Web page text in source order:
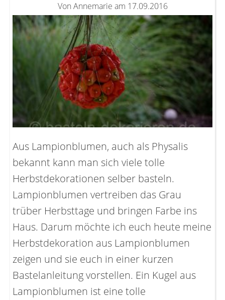
Von Annemarie am 17.09.2016
Aus Lampionblumen, auch als Physalis
bekannt kann man sich viele tolle
Herbstdekorationen selber basteln.
Lampionblumen vertreiben das Grau
trüber Herbsttage und bringen Farbe ins
Haus. Darum möchte ich euch heute meine
Herbstdekoration aus Lampionblumen
zeigen und sie euch in einer kurzen
Bastelanleitung vorstellen. Ein Kugel aus
Lampionblumen ist eine tolle